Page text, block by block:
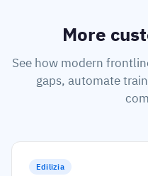
More
See how modern
gaps, automate
Edilizia